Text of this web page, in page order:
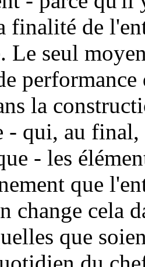
finalité de
Le seul
performance
la
- qui, au final,
- les
que
change cela
que